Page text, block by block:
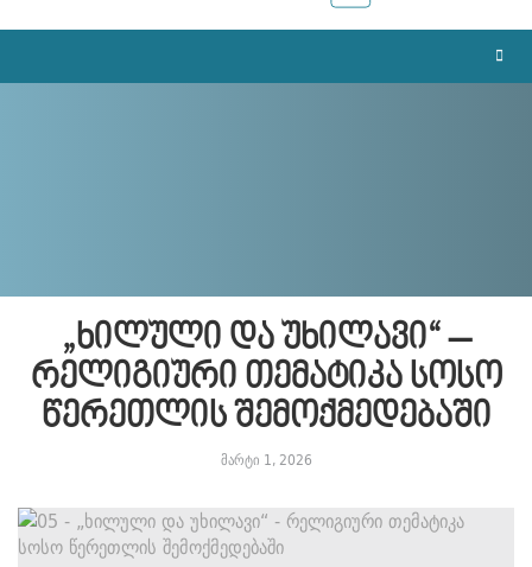
„ხილული და უხილავი“ –
რელიგიური თემატიკა სოსო
წერეთლის შემოქმედებაში
მარტი 1, 2026